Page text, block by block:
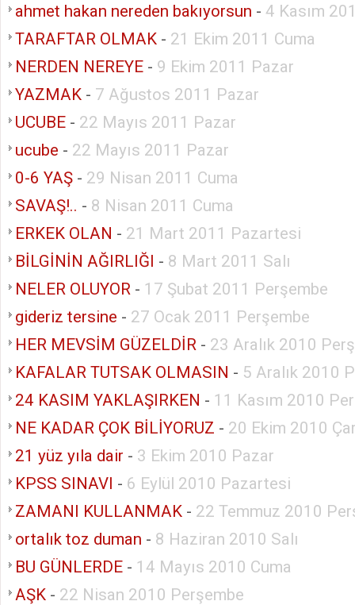
ahmet hakan nereden bakıyorsun - 4 Kasım
TARAFTAR OLMAK - 21 Ekim 2011 Cuma
NERDEN NEREYE - 9 Ekim 2011 Pazar
YAZMAK - 7 Ağustos 2011 Pazar
UCUBE - 22 Mayıs 2011 Pazar
ucube - 22 Mayıs 2011 Pazar
0-6 YAŞ - 29 Nisan 2011 Cuma
SAVAŞ!.. - 8 Nisan 2011 Cuma
ERKEK OLAN - 21 Mart 2011 Pazartesi
BİLGİNİN AĞIRLIĞI - 8 Mart 2011 Salı
NELER OLUYOR - 17 Şubat 2011 Perşembe
gideriz tersine - 27 Ocak 2011 Perşembe
HER MEVSİM GÜZELDİR - 23 Aralık 2010
KAFALAR TUTSAK OLMASIN - 5 Aralık 2010
24 KASIM YAKLAŞIRKEN - 11 Kasım 2010
NE KADAR ÇOK BİLİYORUZ - 20 Ekim 2010
21 yüz yıla dair - 3 Ekim 2010 Pazar
KPSS SINAVI - 6 Eylül 2010 Pazartesi
ZAMANI KULLANMAK - 22 Temmuz 2010
ortalık toz duman - 8 Haziran 2010 Salı
BU GÜNLERDE - 14 Mayıs 2010 Cuma
AŞK - 22 Nisan 2010 Perşembe